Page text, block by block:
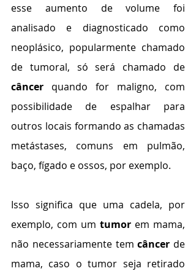
esse aumento de volume foi
analisado e diagnosticado como
neoplásico, popularmente chamado
câncer quando for maligno, com
possibilidade de espalhar para
outros locais formando as chamadas
metástases, comuns em pulmão,
baço, fígado e ossos, por exemplo.
Isso significa que uma cadela, por
exemplo, com um tumor em mama,
não necessariamente tem câncer de
mama, caso o tumor seja retirado